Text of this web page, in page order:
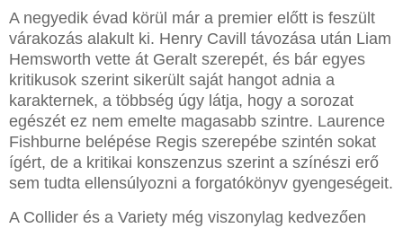
A negyedik évad körül már a premier előtt is feszült
várakozás alakult ki. Henry Cavill távozása után Liam
Hemsworth vette át Geralt szerepét, és bár egyes
kritikusok szerint sikerült saját hangot adnia a
karakternek, a többség úgy látja, hogy a sorozat
egészét ez nem emelte magasabb szintre. Laurence
Fishburne belépése Regis szerepébe szintén sokat
ígért, de a kritikai konszenzus szerint a színészi erő
sem tudta ellensúlyozni a forgatókönyv gyengeségeit.
A Collider és a Variety még viszonylag kedvezően